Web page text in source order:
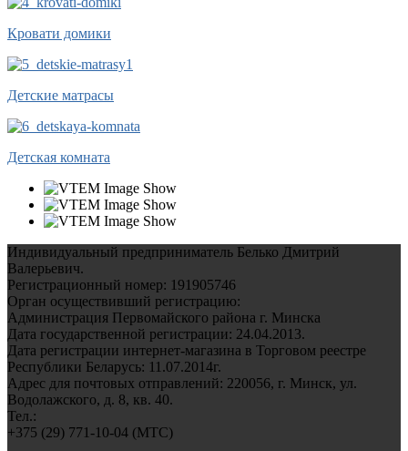
Кровати домики
Детские матрасы
Детская комната
Индивидуальный предприниматель Белько Дмитрий
Валерьевич.
Регистрационный номер: 191905746
Орган осуществивший регистрацию:
Администрация Первомайского района г. Минска
Дата государственной регистрации: 24.04.2013.
Дата регистрации интернет-магазина в Торговом реестре
Республики Беларусь: 11.07.2014г.
Адрес для почтовых отправлений: 220056, г. Минск, ул.
Водолажского, д. 8, кв. 40.
Тел.:
+375 (29) 771-10-04 (MTC)